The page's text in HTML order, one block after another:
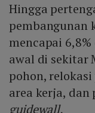
Hingga
pembangunan
mencapai
awal di sekitar
pohon,
area kerja,
guidewall.